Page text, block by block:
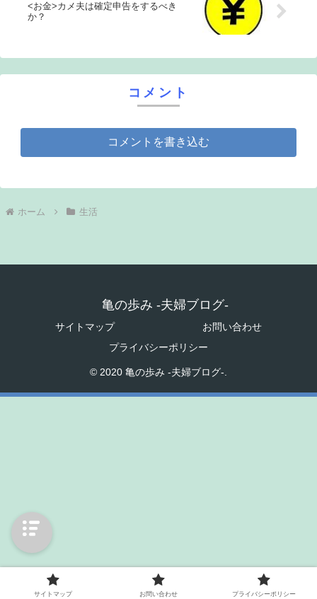
<お金>カメ夫は確定申告をするべき
か？
コメント
コメントを書き込む
ホーム 生活
亀の歩み -夫婦ブログ-
サイトマップ
お問い合わせ
プライバシーポリシー
© 2020 亀の歩み -夫婦ブログ-.
サイトマップ お問い合わせ プライバシーポリシー